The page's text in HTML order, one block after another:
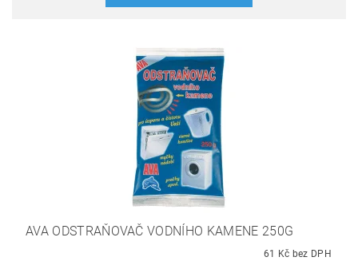
AVA ODSTRAŇOVAČ VODNÍHO KAMENE 250G
61 Kč bez DPH